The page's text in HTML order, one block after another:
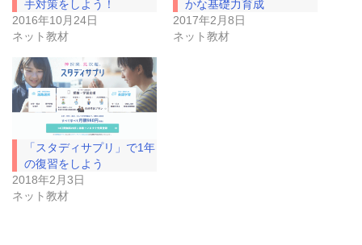
(
新
し
い
ウ
ィ
ン
ド
ウ
で
開
き
ま
す
)
リ
ッ
て
く
だ
さ
い
(
新
し
い
ウ
ィ
ン
ド
ウ
手対策をしよう！
2016年10月24日
ネット教材
かな基礎力育成
2017年2月8日
ネット教材
「スタディサプリ」で1年
の復習をしよう
2018年2月3日
ネット教材